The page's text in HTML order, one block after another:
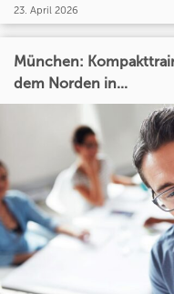
23. April 2026
München:
dem Norden in...